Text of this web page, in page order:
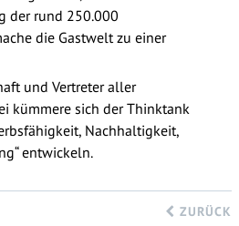
der rund 250.000
die Gastwelt zu einer
und Vertreter aller
kümmere sich der Thinktank
Nachhaltigkeit,
entwickeln.
ZURÜCK